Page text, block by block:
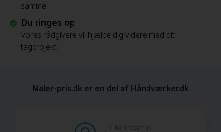
samme
Du ringes op
Vores rådgivere vil hjælpe dig videre med dit
tagprojekt
Maler-pris.dk er en del af Håndværker.dk
Vi har indsamlet